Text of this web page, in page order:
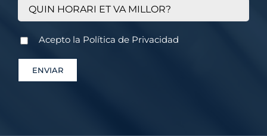
Acepto la Política de Privacidad